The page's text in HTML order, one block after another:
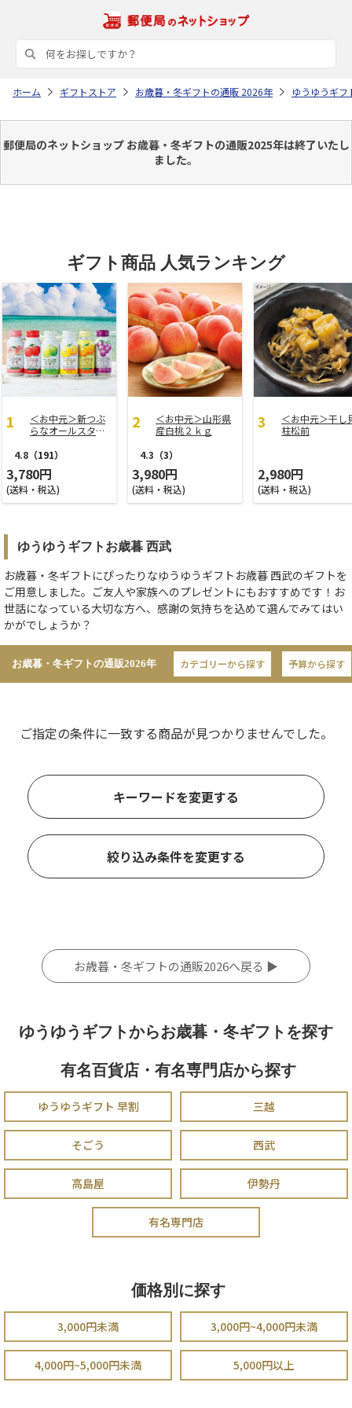
ホーム ギフトストア お歳暮・冬ギフトの通販 2026年 ゆうゆうギフ
郵便局のネットショップ お歳暮・冬ギフトの通販2025年は終了いたし
ました。
ギフト商品 人気ランキング
＜お中元＞新つぶ
らなオールスター
4.8 （191）
3,780円
(送料・税込)
＜お中元＞山形県
産白桃２ｋｇ
4.3 （3）
3,980円
(送料・税込)
＜お中元＞干し
柱松前
2,980円
(送料・税込)
ゆうゆうギフトお歳暮 西武
お歳暮・冬ギフトにぴったりなゆうゆうギフトお歳暮 西武のギフトを
ご用意しました。ご友人や家族へのプレゼントにもおすすめです！お
世話になっている大切な方へ、感謝の気持ちを込めて選んでみてはい
かがでしょうか？
お歳暮・冬ギフトの通販2026年 カテゴリーから探す 予算から探す
ご指定の条件に一致する商品が見つかりませんでした。
キーワードを変更する
絞り込み条件を変更する
お歳暮・冬ギフトの通販2026へ戻る ▶
ゆうゆうギフトからお歳暮・冬ギフトを探す
有名百貨店・有名専門店から探す
ゆうゆうギフト 早割 三越
そごう 西武
高島屋 伊勢丹
有名専門店
価格別に探す
3,000円未満 3,000円~4,000円未満
4,000円~5,000円未満 5,000円以上